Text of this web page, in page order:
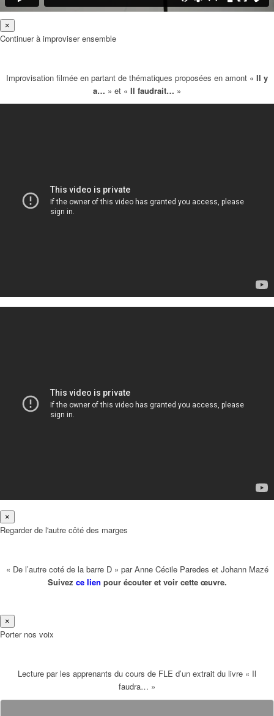
×
Continuer à improviser ensemble
Improvisation filmée en partant de thématiques proposées en amont « Il y
a… » et « Il faudrait… »
×
Regarder de l'autre côté des marges
« De l’autre coté de la barre D » par Anne Cécile Paredes et Johann Mazé
Suivez ce lien pour écouter et voir cette œuvre.
×
Porter nos voix
Lecture par les apprenants du cours de FLE d’un extrait du livre « Il
faudra… »